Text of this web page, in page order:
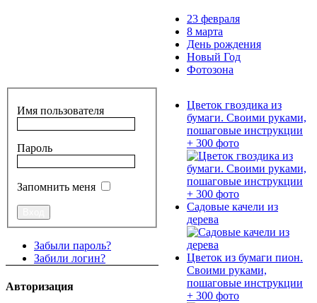
23 февраля
8 марта
День рождения
Новый Год
Фотозона
Имя пользователя
Пароль
Запомнить меня
Забыли пароль?
Забили логин?
Авторизация
Цветок гвоздика из
бумаги. Своими руками,
пошаговые инструкции
+ 300 фото
Садовые качели из
дерева
Цветок из бумаги пион.
Своими руками,
пошаговые инструкции
+ 300 фото